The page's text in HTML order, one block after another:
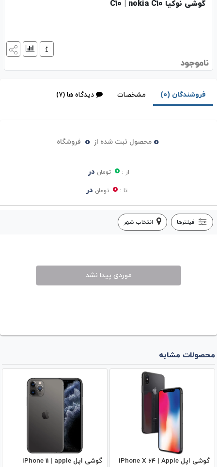
گوشی نوکیا C10 | nokia C10
ناموجود
فروشندگان (0) مشخصات دیدگاه ها (7)
0 محصول ثبت شده از 0 فروشگاه
از : 0 تومان در
تا : 0 تومان در
فیلترها انتخاب شهر
موردی پیدا نشد
محصولات مشابه
گوشی اپل iPhone X 64 | Apple
گوشی اپل iPhone 11 | apple